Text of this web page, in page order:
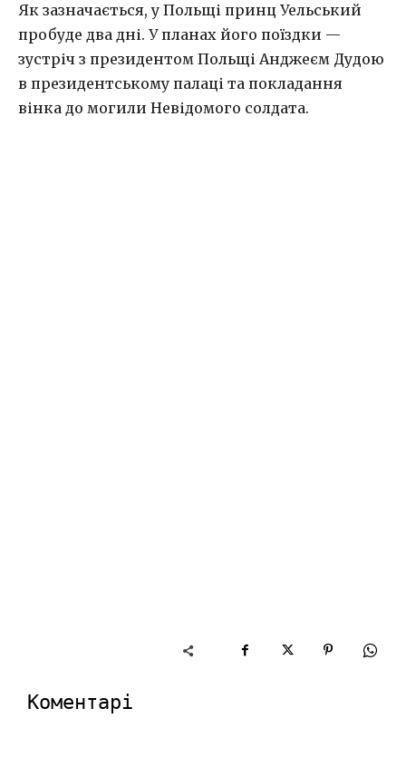
Як зазначається, у Польщі принц Уельський
пробуде два дні. У планах його поїздки —
зустріч з президентом Польщі Анджеєм Дудою
в президентському палаці та покладання
вінка до могили Невідомого солдата.
Коментарі